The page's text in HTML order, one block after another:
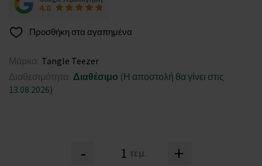
4.8
Προσθήκη στα αγαπημένα
Μάρκα: Tangle Teezer
Διαθεσιμότητα: Διαθέσιμο (Η αποστολή θα γίνει στις
13.08.2026)
- τεμ. +